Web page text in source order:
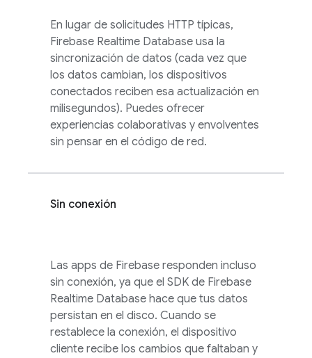
En lugar de solicitudes HTTP típicas,
Firebase Realtime Database usa la
sincronización de datos (cada vez que
los datos cambian, los dispositivos
conectados reciben esa actualización en
milisegundos). Puedes ofrecer
experiencias colaborativas y envolventes
sin pensar en el código de red.
Sin conexión
Las apps de Firebase responden incluso
sin conexión, ya que el SDK de Firebase
Realtime Database hace que tus datos
persistan en el disco. Cuando se
restablece la conexión, el dispositivo
cliente recibe los cambios que faltaban y